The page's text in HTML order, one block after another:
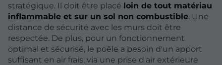
stratégique. Il doit être placé loin de tout matériau
inflammable et sur un sol non combustible. Une
distance de sécurité avec les murs doit être
respectée. De plus, pour un fonctionnement
optimal et sécurisé, le poêle a besoin d'un apport
suffisant en air frais, via une prise d'air extérieure